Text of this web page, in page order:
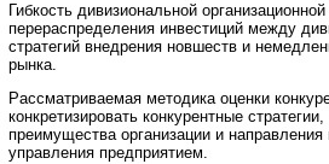
Гибкость дивизиональной
перераспределения инвестиций между
стратегий внедрения новшеств и
рынка.
Рассматриваемая методика оценки
конкретизировать конкурентные
преимущества организации и
управления предприятием.